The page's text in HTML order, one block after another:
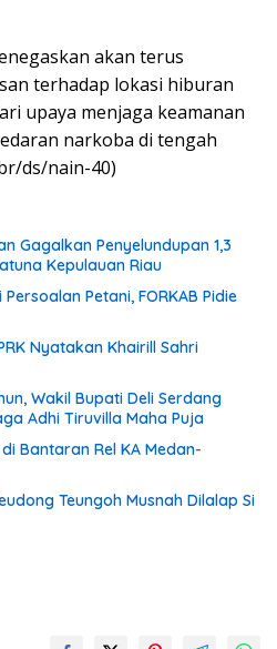
akan terus
terhadap lokasi hiburan
upaya menjaga keamanan
narkoba di tengah
ds/nain-40)
Gagalkan Penyelundupan 1,3
Kepulauan Riau
Petani, FORKAB Pidie
Nyatakan Khairill Sahri
Wakil Bupati Deli Serdang
Adhi Tiruvilla Maha Puja
Bantaran Rel KA Medan-
Teungoh Musnah Dilalap Si